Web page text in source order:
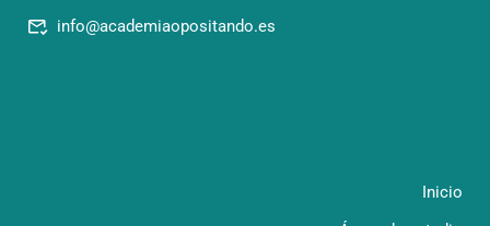
info@academiaopositando.es
Inicio